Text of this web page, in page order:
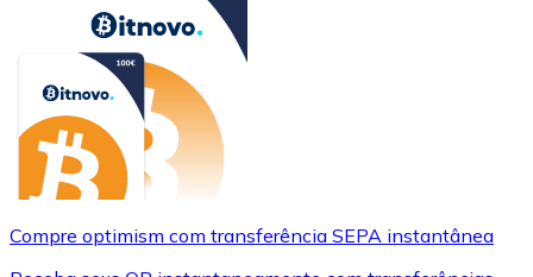
Compre optimism com transferência SEPA instantânea